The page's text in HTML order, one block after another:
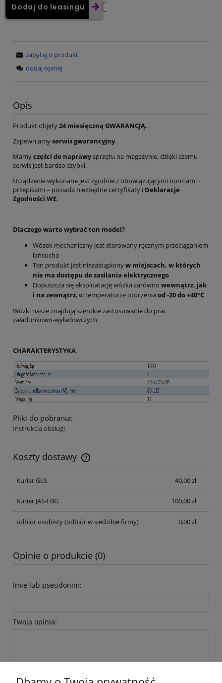
Dodaj do leasingu
zapytaj o produkt
dodaj opinię
Opis
Produkt objęty24 miesięczną GWARANCJĄ.
Zapewniamyserwis gwarancyjny.
Mamyczęści do naprawysprzętu na magazynie, dzięki czemu
serwis jest bardzo szybki.
Urządzenie wykonane jest zgodnie z obowiązującymi normami i
przepisami – posiada niezbędne certyfikaty i Deklaracje
Zgodności WE.
Dlaczego warto wybrać ten model?
Wózek mechaniczny jest sterowany ręcznym przeciąganiem
łańcucha
Ten produkt jest niezastąpionyw miejscach, w których
nie ma dostępu do zasilania elektrycznego
Dopuszcza się eksploatację wózka zarówno wewnątrz, jak
i na zewnątrz, w temperaturze otoczenia od -20 do +40°C
Wózki nasze znajdują szerokie zastosowanie do prac
załadunkowo-wyładowczych.
CHARAKTERYSTYKA
Pliki do pobrania:
Instrukcja obsługi
Koszty dostawy
Cena nie zawiera ewentualnych kosztów płatności
Kurier GLS
40,00 zł
Kurier JAS-FBG 100,00 zł
odbiór osobisty(odbiór w siedzibie firmy) 0,00 zł
Opinie o produkcie (0)
Imię lub pseudonim:
Twoja opinia: